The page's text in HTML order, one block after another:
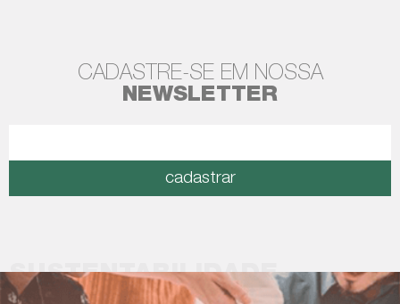
CADASTRE-SE EM NOSSA
NEWSLETTER
cadastrar
SUSTENTABILIDADE